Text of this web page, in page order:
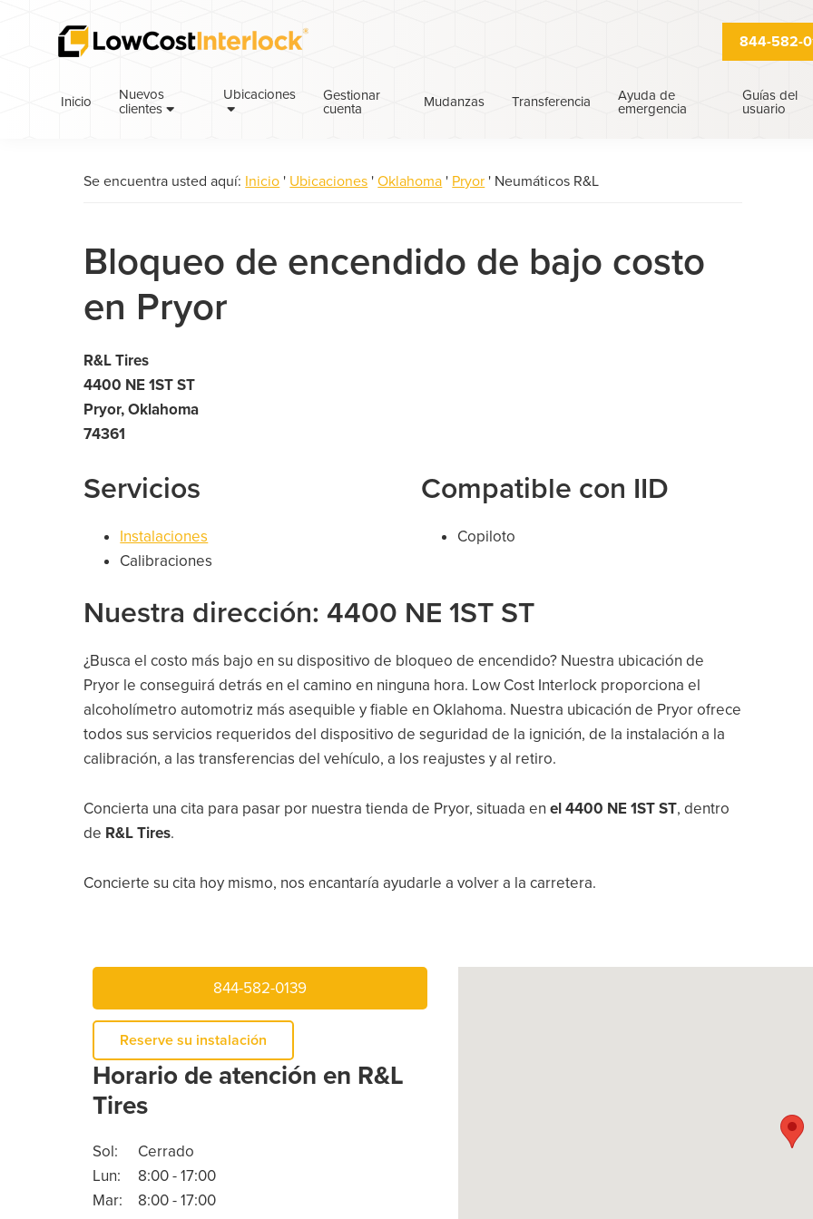
contenido
844-582-
Inicio
Nuevos
clientes
Ubicaciones
Gestionar
cuenta
Mudanzas Transferencia
Ayuda de
emergencia
Guías del
usuario
Se encuentra usted aquí: Inicio ' Ubicaciones ' Oklahoma ' Pryor ' Neumáticos R&L
Bloqueo de encendido de bajo costo
en Pryor
R&L Tires
4400 NE 1ST ST
Pryor, Oklahoma
74361
Servicios
Instalaciones
Calibraciones
Compatible con IID
Copiloto
Nuestra dirección: 4400 NE 1ST ST
¿Busca el costo más bajo en su dispositivo de bloqueo de encendido? Nuestra ubicación de
Pryor le conseguirá detrás en el camino en ninguna hora. Low Cost Interlock proporciona el
alcoholímetro automotriz más asequible y fiable en Oklahoma. Nuestra ubicación de Pryor ofrece
todos sus servicios requeridos del dispositivo de seguridad de la ignición, de la instalación a la
calibración, a las transferencias del vehículo, a los reajustes y al retiro.
Concierta una cita para pasar por nuestra tienda de Pryor, situada enel 4400 NE 1ST ST, dentro
de R&L Tires.
Concierte su cita hoy mismo, nos encantaría ayudarle a volver a la carretera.
844-582-0139
Reserve su instalación
Horario de atención en R&L
Tires
Sol:
Cerrado
Lun:
8:00 - 17:00
Mar:
8:00 - 17:00